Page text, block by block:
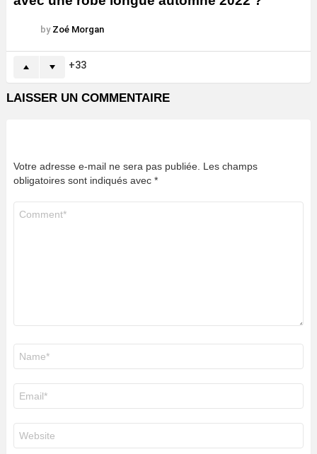
by Zoé Morgan
33
LAISSER UN COMMENTAIRE
Votre adresse e-mail ne sera pas publiée. Les champs
obligatoires sont indiqués avec *
mail
*
web